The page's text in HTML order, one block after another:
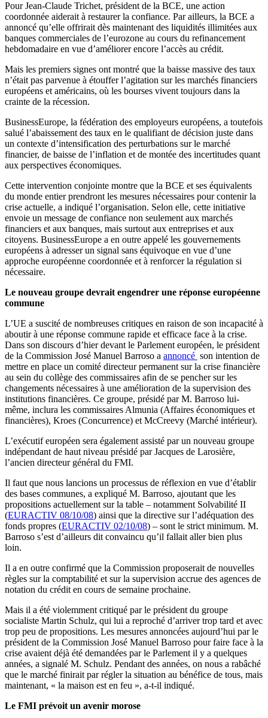
Pour Jean-Claude Trichet, président de la BCE, une action
coordonnée aiderait à restaurer la confiance. Par ailleurs, la BCE a
annoncé qu’elle offrirait dès maintenant des liquidités illimitées aux
banques commerciales de l’eurozone au cours du refinancement
hebdomadaire en vue d’améliorer encore l’accès au crédit.
Mais les premiers signes ont montré que la baisse massive des taux
n’était pas parvenue à étouffer l’agitation sur les marchés financiers
européens et américains, où les bourses vivent toujours dans la
crainte de la récession.
BusinessEurope, la fédération des employeurs européens, a toutefois
salué l’abaissement des taux en le qualifiant de décision juste dans
un contexte d’intensification des perturbations sur le marché
financier, de baisse de l’inflation et de montée des incertitudes quant
aux perspectives économiques.
Cette intervention conjointe montre que la BCE et ses équivalents
du monde entier prendront les mesures nécessaires pour contenir la
crise actuelle, a indiqué l’organisation. Selon elle, cette initiative
envoie un message de confiance non seulement aux marchés
financiers et aux banques, mais surtout aux entreprises et aux
citoyens. BusinessEurope a en outre appelé les gouvernements
européens à adresser un signal sans équivoque en vue d’une
approche européenne coordonnée et à renforcer la régulation si
nécessaire.
Le nouveau groupe devrait engendrer une réponse européenne
commune
L’UE a suscité de nombreuses critiques en raison de son incapacité à
aboutir à une réponse commune rapide et efficace face à la crise.
Dans son discours d’hier devant le Parlement européen, le président
de la Commission José Manuel Barroso a annoncé son intention de
mettre en place un comité directeur permanent sur la crise financière
au sein du collège des commissaires afin de se pencher sur les
changements nécessaires à une amélioration de la supervision des
institutions financières. Ce groupe, présidé par M. Barroso lui-
même, inclura les commissaires Almunia (Affaires économiques et
financières), Kroes (Concurrence) et McCreevy (Marché intérieur).
L’exécutif européen sera également assisté par un nouveau groupe
indépendant de haut niveau présidé par Jacques de Larosière,
l’ancien directeur général du FMI.
Il faut que nous lancions un processus de réflexion en vue d’établir
des bases communes, a expliqué M. Barroso, ajoutant que les
propositions actuellement sur la table – notamment Solvabilité II
(EURACTIV 08/10/08) ainsi que la directive sur l’adéquation des
fonds propres (EURACTIV 02/10/08) – sont le strict minimum. M.
Barroso s’est d’ailleurs dit convaincu qu’il fallait aller bien plus
loin.
Il a en outre confirmé que la Commission proposerait de nouvelles
règles sur la comptabilité et sur la supervision accrue des agences de
notation du crédit en cours de semaine prochaine.
Mais il a été violemment critiqué par le président du groupe
socialiste Martin Schulz, qui lui a reproché d’arriver trop tard et avec
trop peu de propositions. Les mesures annoncées aujourd’hui par le
président de la Commission José Manuel Barroso pour faire face à la
crise avaient déjà été demandées par le Parlement il y a quelques
années, a signalé M. Schulz. Pendant des années, on nous a rabâché
que le marché finirait par régler la situation au bénéfice de tous, mais
maintenant, « la maison est en feu », a-t-il indiqué.
Le FMI prévoit un avenir morose